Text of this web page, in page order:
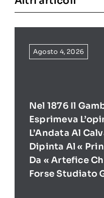
Agosto 4, 2026
Nel 1876 Il
Esprimeva
L’Andata Al
Dipinta Al «
Da « Artefice
Forse Studiato